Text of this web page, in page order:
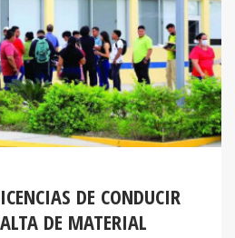
DE CONDUCIR
DE MATERIAL